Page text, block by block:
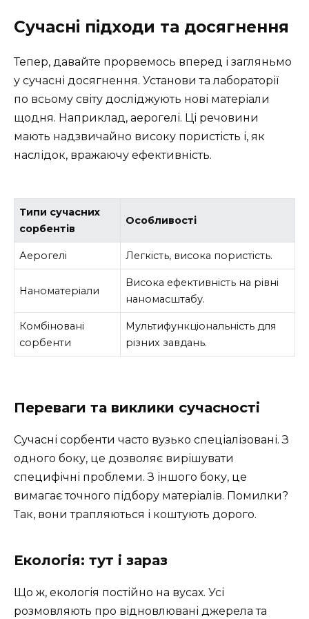
Сучасні підходи та досягнення
Тепер, давайте прорвемось вперед і загляньмо
у сучасні досягнення. Установи та лабораторії
по всьому світу досліджують нові матеріали
щодня. Наприклад, аерогелі. Ці речовини
мають надзвичайно високу пористість і, як
наслідок, вражаючу ефективність.
Типи сучасних
сорбентів
Особливості
Аерогелі Легкість, висока пористість.
Наноматеріали
Висока ефективність на рівні
наномасштабу.
Комбіновані
сорбенти
Мультифункціональність для
різних завдань.
Переваги та виклики сучасності
Сучасні сорбенти часто вузько спеціалізовані. З
одного боку, це дозволяє вирішувати
специфічні проблеми. З іншого боку, це
вимагає точного підбору матеріалів. Помилки?
Так, вони трапляються і коштують дорого.
Екологія: тут і зараз
Що ж, екологія постійно на вусах. Усі
розмовляють про відновлювані джерела та